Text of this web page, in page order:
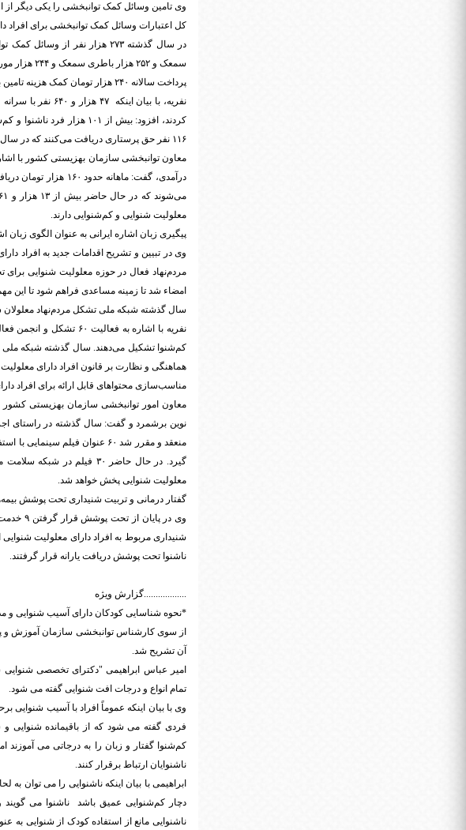
سمعک و ۲۵۲ هزار باطری سمعک و ۲۴۴ هزار مورد سایر وسائل کمک شنیداری تحویل شده است.
پرداخت سالانه ۲۴۰ هزار تومان کمک هزینه تامین باطری سمعک
کردند، افزود: بیش از
۱۱۶ نفر حق پرستاری دریافت می‌کنند که در سال جاری به یک میلیون تومان افزایش پیدا کرده است.
معلولیت شنوایی و کم‌شنوایی دارند.
پیگیری زبان اشاره ایرانی به عنوان الگوی
وی در تبیین و تشریح اقدامات جدید به افراد
مردم‌نهاد فعال در حوزه معلولیت شنوایی
امضاء شد تا زمینه مساعدی فراهم شود تا این
سال گذشته شبکه ملی تشکل مردم‌نهاد
نفریه با اشاره به
کم‌شنوا تشکیل می‌دهند. سال گذشته شبکه ملی
هماهنگی و نظارت بر قانون افراد دارای
مناسب‌سازی محتواهای قابل ارائه برای افراد
معاون امور توانبخشی سازمان بهزیستی کشور
منعقد و مقرر شد ۶۰ عنوان فیلم
معلولیت شنوایی پخش خواهد شد.
گفتار درمانی و تربیت شنیداری تحت پوشش
وی در
ناشنوا تحت پوشش دریافت یارانه قرار گرفتند.
..................گزارش ویژه
*نحوه شناسایی کودکان دارای آسیب شنوایی و
از سوی کارشناس توانبخشی سازمان آموزش و
آن تشریح شد.
امیر عباس ابراهیمی "دکترای تخصصی
تمام انواع و درجات افت شنوایی گفته می شود.
وی با بیان اینکه عموماً افراد با آسیب
فردی گفته می شود که از باقیمانده شنوایی
کم‌شنوا گفتار و زبان را به درجاتی می آموزند
ناشنوایان ارتباط برقرار کنند.
ابراهیمی با بیان اینکه ناشنوایی را می
دچار کم‌شنوایی عمیق باشد ناشنوا می
ناشنوایی مانع از استفاده کودک از شنوایی به